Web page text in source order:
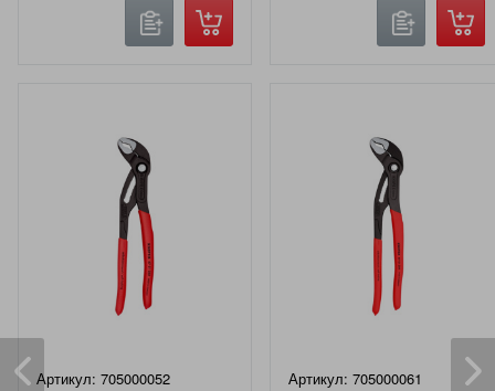
Артикул: 705000052 Артикул: 705000061